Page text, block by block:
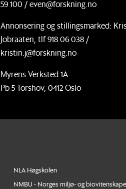
59 100 / even@forskning.no
Annonsering og stillingsmarked:
Jobraaten, tlf 918 06 038 /
kristin.j@forskning.no
Myrens Verksted 1A
Pb 5 Torshov, 0412 Oslo
NLA Høgskolen
NMBU - Norges miljø- og